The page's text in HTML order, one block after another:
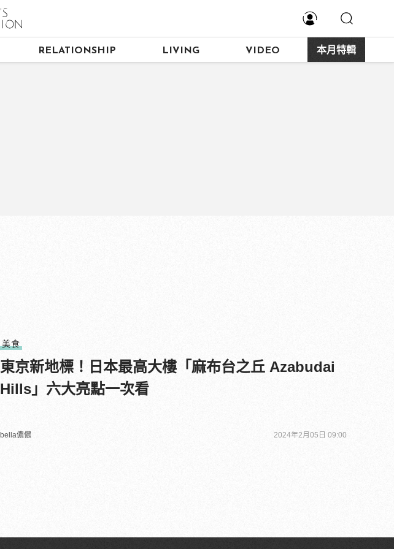
RELATIONSHIP LIVING VIDEO 本月特輯
美食
東京新地標！日本最高大樓「麻布台之丘 Azabudai
Hills」六大亮點一次看
bella儂儂 2024年2月05日 09:00